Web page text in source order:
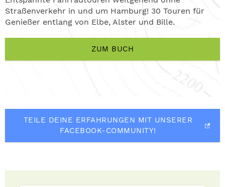
Straßenverkehr in und um Hamburg! 30 Touren für
Genießer entlang von Elbe, Alster und Bille.
ZUM BUCH
TEILE DEINE ERFAHRUNGEN MIT UNSERER
FACEBOOK-COMMUNITY!